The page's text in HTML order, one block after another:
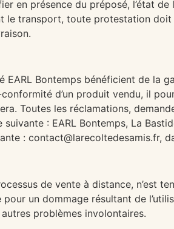
en présence du préposé, l’état
le transport, toute protestation
Bontemps bénéficient de la
d’un produit vendu, il
Toutes les réclamations,
suivante : EARL Bontemps, La
: contact@larecoltedesamis.fr,
de vente à distance, n’est
un dommage résultant de
problèmes involontaires.